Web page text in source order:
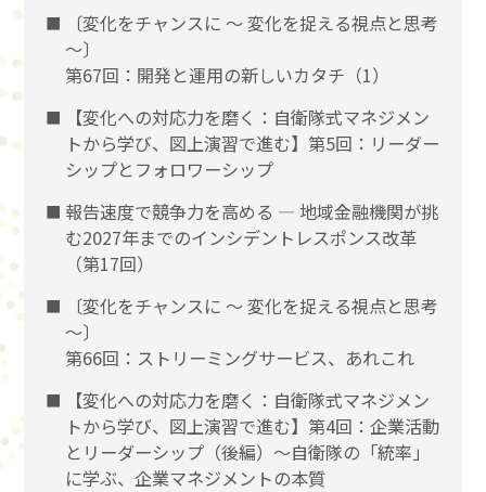
〔変化をチャンスに 〜 変化を捉える視点と思考
〜〕
第67回：開発と運用の新しいカタチ（1）
【変化への対応力を磨く：自衛隊式マネジメン
トから学び、図上演習で進む】第5回：リーダー
シップとフォロワーシップ
報告速度で競争力を高める ― 地域金融機関が挑
む2027年までのインシデントレスポンス改革
（第17回）
〔変化をチャンスに 〜 変化を捉える視点と思考
〜〕
第66回：ストリーミングサービス、あれこれ
【変化への対応力を磨く：自衛隊式マネジメン
トから学び、図上演習で進む】第4回：企業活動
とリーダーシップ（後編）〜自衛隊の「統率」
に学ぶ、企業マネジメントの本質